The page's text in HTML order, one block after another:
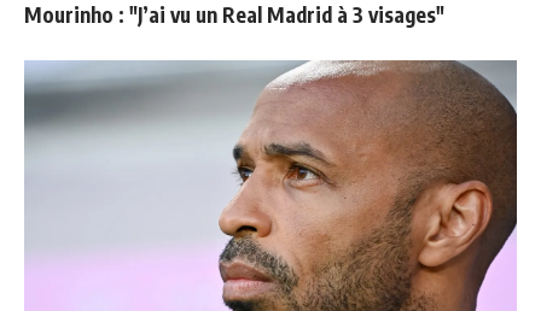
Mourinho : "J’ai vu un Real Madrid à 3 visages"